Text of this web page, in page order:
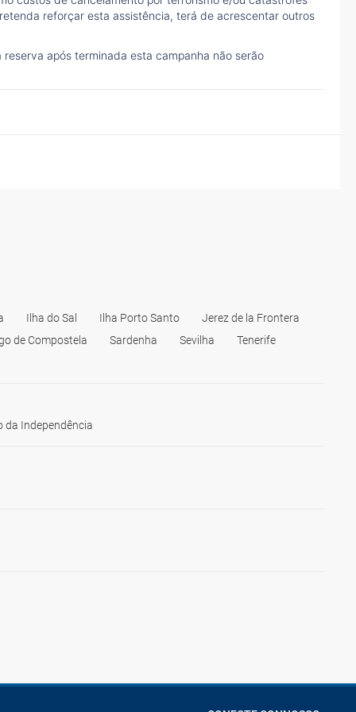
reforçar esta assistência, terá de acrescentar outros
após terminada esta campanha não serão
Ilha do Sal Ilha Porto Santo
Jerez de la Frontera
de Compostela Sardenha Sevilha
Tenerife
da Independência